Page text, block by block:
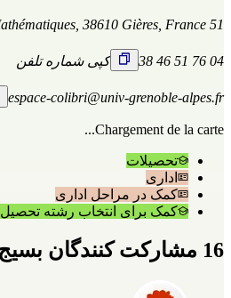
51 Rue des Mathématiques, 38610 Gières, France
04 76 51 46 38 کپی شماره تلفن
espace-colibri@univ-grenoble-alpes.fr
Chargement de la carte...
تحصیلات
اداری
کمک در مراحل اداری
کمک برای انتخاب رشته تحصیل
16 مشارکت کنندگان بسیج شده